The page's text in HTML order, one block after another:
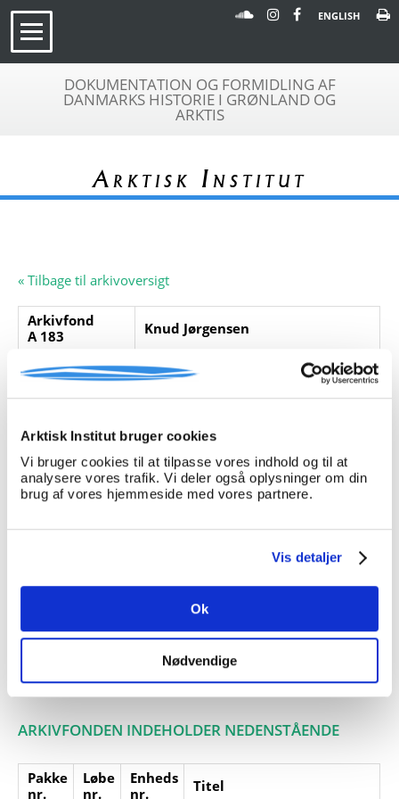
Arktisk Institut bruger cookies
Vi bruger cookies til at tilpasse vores indhold og til at
analysere vores trafik. Vi deler også oplysninger om din
brug af vores hjemmeside med vores partnere.
Vis detaljer
Ok
Nødvendige
ENGLISH
DOKUMENTATION OG FORMIDLING AF
DANMARKS HISTORIE I GRØNLAND OG
ARKTIS
Arktisk Institut
« Tilbage til arkivoversigt
Arkivfond
A 183
Knud Jørgensen
Beskrivelse:
Arkivfonden indeholder kopier og
afskrifter af breve fra Knud
Rasmussen, 1894-1922. Knud
plejebror til Knud Rasmussen.
Giver:
Accessionsdato:
Emneord:
ARKIVFONDEN INDEHOLDER NEDENSTÅENDE
Pakke
nr.
Løbe
nr.
Enheds
nr.
Titel